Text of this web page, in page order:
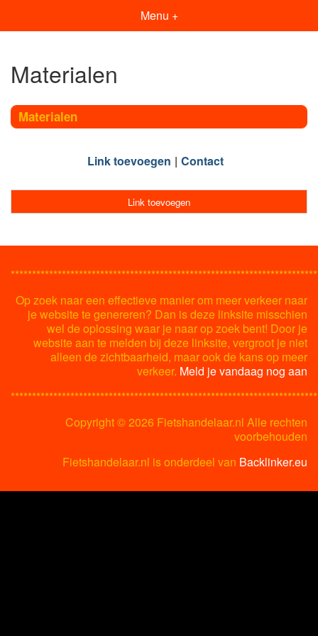
Menu +
Materialen
Materialen
Link toevoegen Contact
Link toevoegen
Op zoek naar een effectieve manier om meer verkeer naar
je website te genereren? Dan is deze linksite misschien
wel de oplossing waar je naar op zoek bent! Door je
website aan te melden bij deze linksite, vergroot je niet
alleen de zichtbaarheid, maar ook de kans op meer
verkeer. Meld je vandaag nog aan
Copyright ©2026 Fietshandelaar.nl Alle rechten
voorbehouden
Fietshandelaar.nl is onderdeel van Backlinker.eu